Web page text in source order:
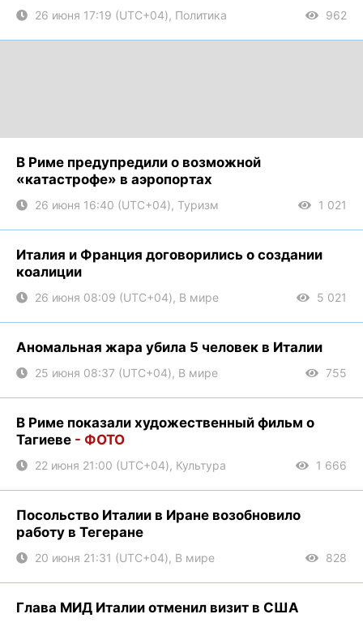
26 июня 17:19 (UTC+04), Политика 962
В Риме предупредили о возможной
«катастрофе» в аэропортах
26 июня 16:40 (UTC+04), Туризм 1 021
Италия и Франция договорились о создании
коалиции
26 июня 08:09 (UTC+04), В мире 5 021
Аномальная жара убила 5 человек в Италии
25 июня 08:37 (UTC+04), В мире 755
В Риме показали художественный фильм о
Тагиеве - ФОТО
22 июня 21:00 (UTC+04), Культура 1 666
Посольство Италии в Иране возобновило
работу в Тегеране
20 июня 21:31 (UTC+04), В мире 828
Глава МИД Италии отменил визит в США